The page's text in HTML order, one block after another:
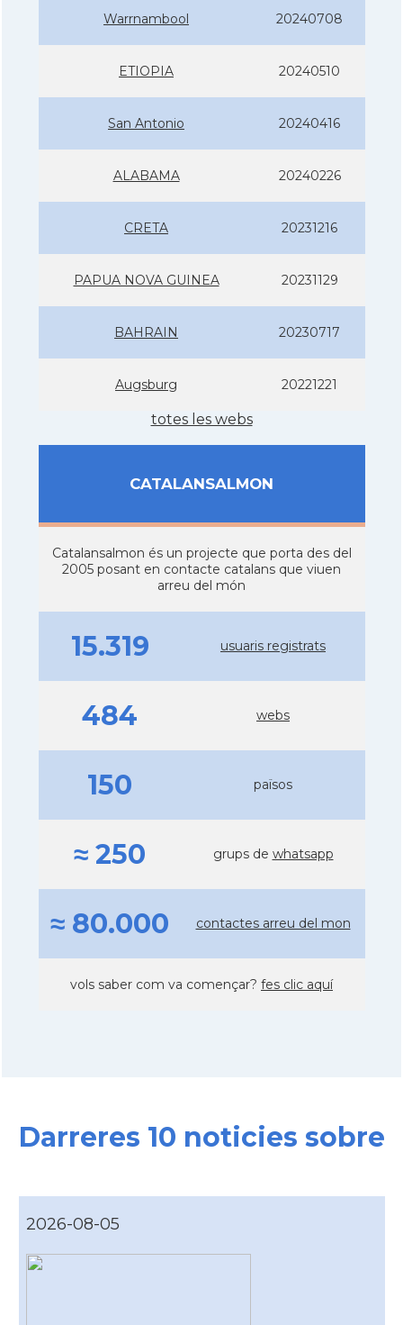
Warrnambool 20240708
ETIOPIA 20240510
San Antonio 20240416
ALABAMA 20240226
CRETA 20231216
PAPUA NOVA GUINEA 20231129
BAHRAIN 20230717
Augsburg 20221221
totes les webs
CATALANSALMON
Catalansalmon és un projecte que porta des del
2005 posant en contacte catalans que viuen
arreu del món
15.319 usuaris registrats
484 webs
150 països
≈ 250 grups de whatsapp
≈ 80.000 contactes arreu del mon
vols saber com va començar? fes clic aquí
Darreres 10 noticies sobre
2026-08-05